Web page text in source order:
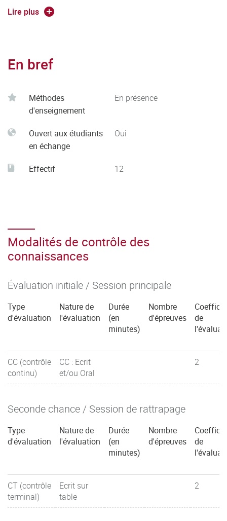
performance stratégique d'une équipe
- Conduire un projet (conception, pilotage, coordination
dans un cadre collaboratif
d'une démarche qualité
- Respecter les principes d’éthique, de déontologie et de
responsabilité environnementale
Lire plus
En bref
Méthodes
d'enseignement
En présence
Ouvert aux étudiants
en échange
Oui
Effectif 12
Modalités de contrôle des
connaissances
Évaluation initiale / Session principale
Type
d'évaluation
Nature de
l'évaluation
Durée
(en
minutes)
Nombre
d'épreuves
de
CC (contrôle
continu)
CC : Ecrit
et/ou Oral
2
Seconde chance / Session de rattrapage
Type
d'évaluation
Nature de
l'évaluation
Durée
(en
minutes)
Nombre
d'épreuves
de
CT (contrôle
terminal)
Ecrit sur
table
2